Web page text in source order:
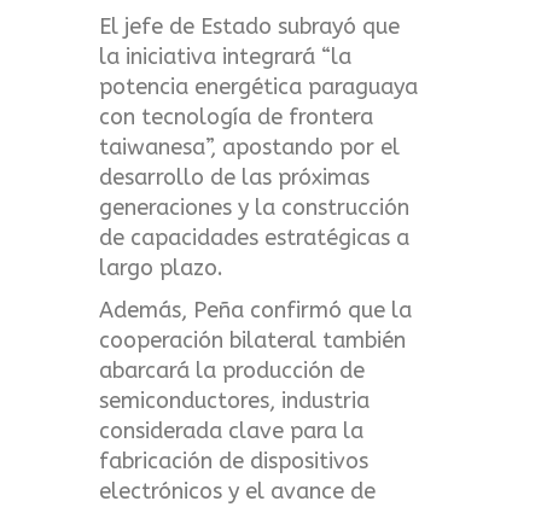
El jefe de Estado subrayó que
la iniciativa integrará “la
potencia energética paraguaya
con tecnología de frontera
taiwanesa”, apostando por el
desarrollo de las próximas
generaciones y la construcción
de capacidades estratégicas a
largo plazo.
Además, Peña confirmó que la
cooperación bilateral también
abarcará la producción de
semiconductores, industria
considerada clave para la
fabricación de dispositivos
electrónicos y el avance de